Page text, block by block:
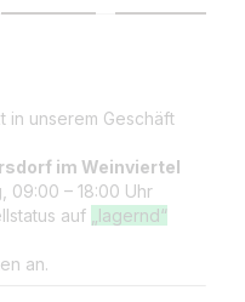
in unserem Geschäft
im Weinviertel
09:00 – 18:00 Uhr
auf
„lagernd“
an.